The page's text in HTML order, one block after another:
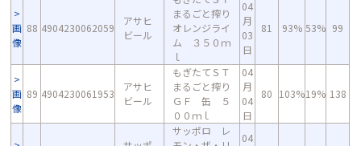
画
像
88 4904230062059
アサヒ
ビール
まるごと搾り
オレンジライ
ム ３５０ｍ
ｌ
04
月
03
日
81 93% 53% 99
画
像
89 4904230061953
アサヒ
ビール
もぎたてＳＴ
まるごと搾り
ＧＦ 缶 ５
００ｍｌ
04
月
04
日
80 103%19% 138
サッポロ レ
04